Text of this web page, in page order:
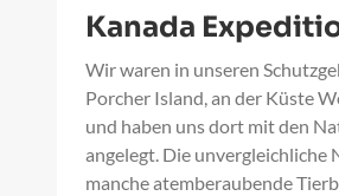
Kanada
Wir waren in unseren
Porcher Island, an der Küste
und haben uns dort mit den
angelegt. Die unvergleichliche
manche atemberaubende